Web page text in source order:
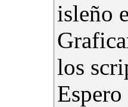
isleño
los